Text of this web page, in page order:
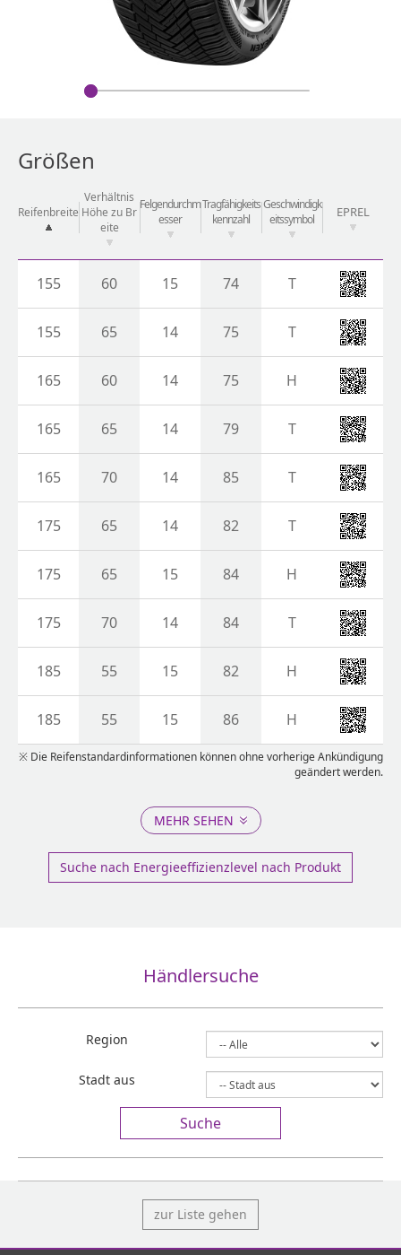
Größen
Reifenbreite
Verhältnis
Höhe zu Br
eite
Felgendurchm
esser
Tragfähigkeits
kennzahl
Geschwindigk
eitssymbol
EPREL
155 60 15 74 T
155 65 14 75 T
165 60 14 75 H
165 65 14 79 T
165 70 14 85 T
175 65 14 82 T
175 65 15 84 H
175 70 14 84 T
185 55 15 82 H
185 55 15 86 H
※ Die Reifenstandardinformationen können ohne vorherige Ankündigung
geändert werden.
MEHR SEHEN
Suche nach Energieeffizienzlevel nach Produkt
Händlersuche
Region
Stadt aus
Suche
zur Liste gehen